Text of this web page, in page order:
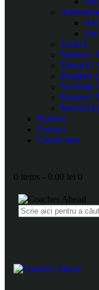
Tactică
Sisteme |
Tehnică |
Pregătire
Secretele
Portarul |
Metodică
Podcast
Contact
Contul meu
0 items - 0.00 lei 0